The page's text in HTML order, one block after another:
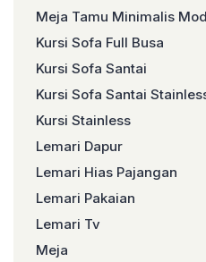
Meja Tamu Minimalis
Kursi Sofa Full Busa
Kursi Sofa Santai
Kursi Sofa Santai
Kursi Stainless
Lemari Dapur
Lemari Hias Pajangan
Lemari Pakaian
Lemari Tv
Meja